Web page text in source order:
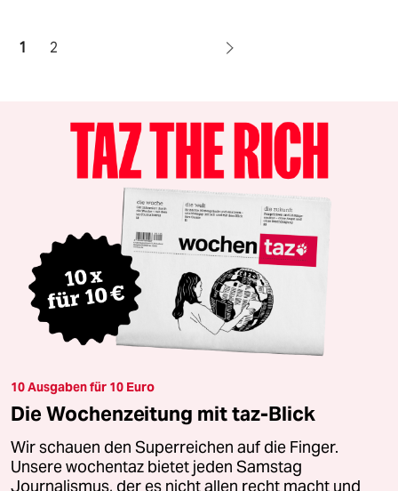
1 2
10 Ausgaben für 10 Euro
Die Wochenzeitung mit taz-Blick
Wir schauen den Superreichen auf die Finger.
Unsere wochentaz bietet jeden Samstag
Journalismus, der es nicht allen recht macht und